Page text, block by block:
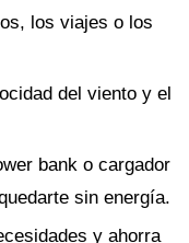
los viajes o los
del viento y el
bank o cargador
sin energía.
y ahorra